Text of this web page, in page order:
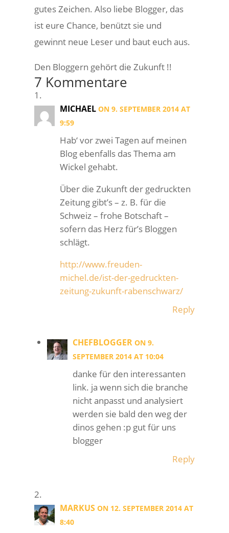
gutes Zeichen. Also liebe Blogger, das
ist eure Chance, benützt sie und
gewinnt neue Leser und baut euch aus.
Den Bloggern gehört die Zukunft !!
7 Kommentare
MICHAEL ON 9. SEPTEMBER 2014 AT
9:59
Hab‘ vor zwei Tagen auf meinen
Blog ebenfalls das Thema am
Wickel gehabt.
Über die Zukunft der gedruckten
Zeitung gibt’s – z. B. für die
Schweiz – frohe Botschaft –
sofern das Herz für’s Bloggen
schlägt.
http://www.freuden-
michel.de/ist-der-gedruckten-
zeitung-zukunft-rabenschwarz/
Reply
CHEFBLOGGER ON 9.
SEPTEMBER 2014 AT 10:04
danke für den interessanten
link. ja wenn sich die branche
nicht anpasst und analysiert
werden sie bald den weg der
dinos gehen :p gut für uns
blogger
Reply
MARKUS ON 12. SEPTEMBER 2014 AT
8:40